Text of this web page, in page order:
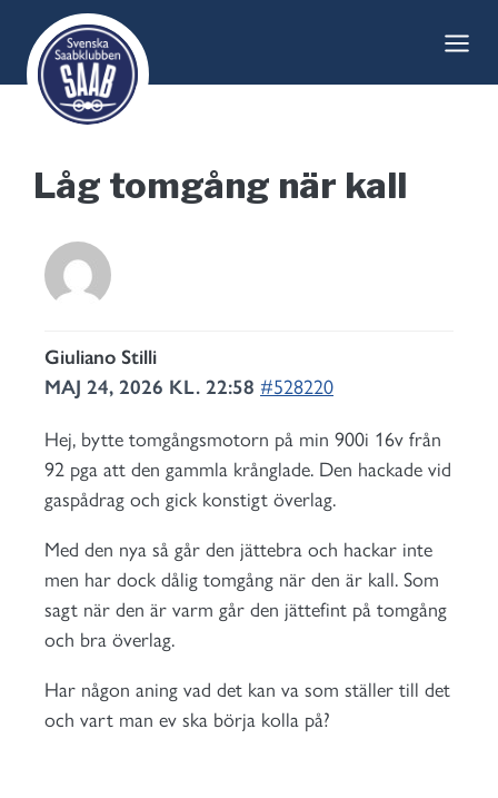
content
Låg tomgång när kall
Giuliano Stilli
MAJ 24, 2026 KL. 22:58 #528220
Hej, bytte tomgångsmotorn på min 900i 16v från
92 pga att den gammla krånglade. Den hackade vid
gaspådrag och gick konstigt överlag.
Med den nya så går den jättebra och hackar inte
men har dock dålig tomgång när den är kall. Som
sagt när den är varm går den jättefint på tomgång
och bra överlag.
Har någon aning vad det kan va som ställer till det
och vart man ev ska börja kolla på?